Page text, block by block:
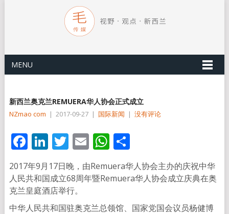
MENU
新西兰奥克兰REMUERA华人协会正式成立
NZmao com | 2017-09-27 | 国际新闻 | 没有评论
Facebook
LinkedIn
Twitter
EmailWhatsApp
分
享
2017年9月17日晚，由Remuera华人协会主办的庆祝中华
人民共和国成立68周年暨Remuera华人协会成立庆典在奥
克兰皇庭酒店举行。
中华人民共和国驻奥克兰总领馆、国家党国会议员杨健博